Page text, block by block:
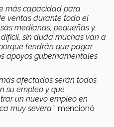
más capacidad para
ventas durante todo el
medianas, pequeñas y
sin duda muchas van a
tendrán que pagar
apoyos gubernamentales
afectados serán todos
su empleo y que
un nuevo empleo en
muy severa”, mencionó